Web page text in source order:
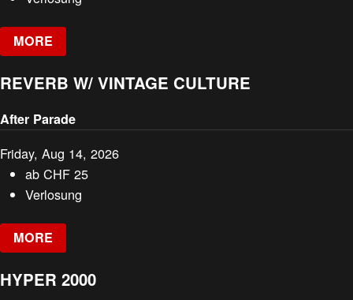
MORE
REVERB W/ VINTAGE CULTURE
After Parade
Friday, Aug 14, 2026
abCHF 25
Verlosung
MORE
HYPER 2000